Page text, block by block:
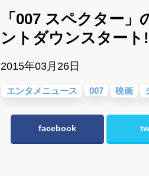
「007 スペクター
ントダウンスタート!
2015年03月26日
エンタメニュース 007 映画
facebook